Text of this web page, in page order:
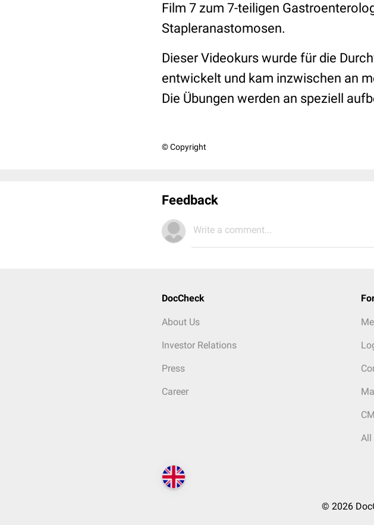
Film 7 zum 7-teiligen
Stapleranastomosen.
Dieser Videokurs wurde für die
entwickelt und kam inzwischen an
Die Übungen werden an speziell
© Copyright
Feedback
Write a comment...
DocCheck
About Us
Investor Relations
Press
Career
All
© 2026